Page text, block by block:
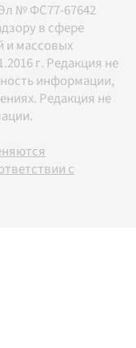
№ ФС77-67642
в сфере
и массовых
г. Редакция не
информации,
Редакция не
с